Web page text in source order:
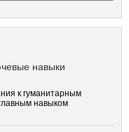
навыки
к гуманитарным
навыком